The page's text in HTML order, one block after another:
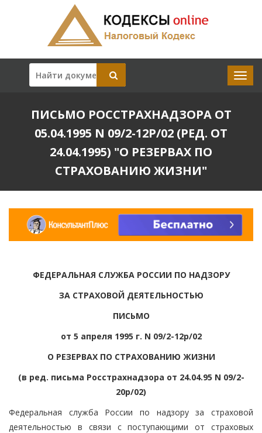
ПИСЬМО РОССТРАХНАДЗОРА ОТ
05.04.1995 N 09/2-12Р/02 (РЕД. ОТ
24.04.1995) "О РЕЗЕРВАХ ПО
СТРАХОВАНИЮ ЖИЗНИ"
ФЕДЕРАЛЬНАЯ СЛУЖБА РОССИИ ПО НАДЗОРУ
ЗА СТРАХОВОЙ ДЕЯТЕЛЬНОСТЬЮ
ПИСЬМО
от 5 апреля 1995 г. N 09/2-12р/02
О РЕЗЕРВАХ ПО СТРАХОВАНИЮ ЖИЗНИ
(в ред. письма Росстрахнадзора от 24.04.95 N 09/2-
20р/02)
Федеральная служба России по надзору за страховой
деятельностью в связи с поступающими от страховых